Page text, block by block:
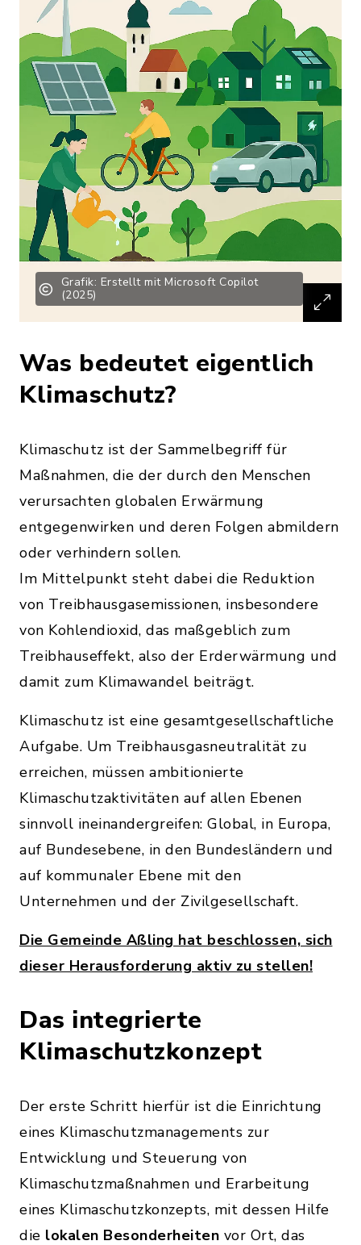
Grafik: Erstellt mit Microsoft Copilot
(2025)
Was bedeutet eigentlich
Klimaschutz?
Klimaschutz ist der Sammelbegriff für
Maßnahmen, die der durch den Menschen
verursachten globalen Erwärmung
entgegenwirken und deren Folgen abmildern
oder verhindern sollen.
Im Mittelpunkt steht dabei die Reduktion
von Treibhausgasemissionen, insbesondere
von Kohlendioxid, das maßgeblich zum
Treibhauseffekt, also der Erderwärmung und
damit zum Klimawandel beiträgt.
Klimaschutz ist eine gesamtgesellschaftliche
Aufgabe. Um Treibhausgasneutralität zu
erreichen, müssen ambitionierte
Klimaschutzaktivitäten auf allen Ebenen
sinnvoll ineinandergreifen: Global, in Europa,
auf Bundesebene, in den Bundesländern und
auf kommunaler Ebene mit den
Unternehmen und der Zivilgesellschaft.
Die Gemeinde Aßling hat beschlossen, sich
dieser Herausforderung aktiv zu stellen!
Das integrierte
Klimaschutzkonzept
Der erste Schritt hierfür ist die Einrichtung
eines Klimaschutzmanagements zur
Entwicklung und Steuerung von
Klimaschutzmaßnahmen und Erarbeitung
eines Klimaschutzkonzepts, mit dessen Hilfe
die lokalen Besonderheiten vor Ort, das